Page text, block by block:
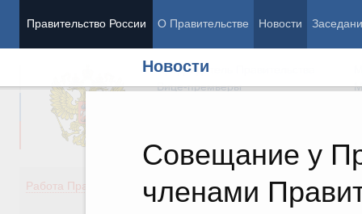
Правительство России О Правительстве Новости
Новости
Совещание у
членами
Председатель Правительства
Вице-премьеры
Работа Правительства
Демография
Здоровье